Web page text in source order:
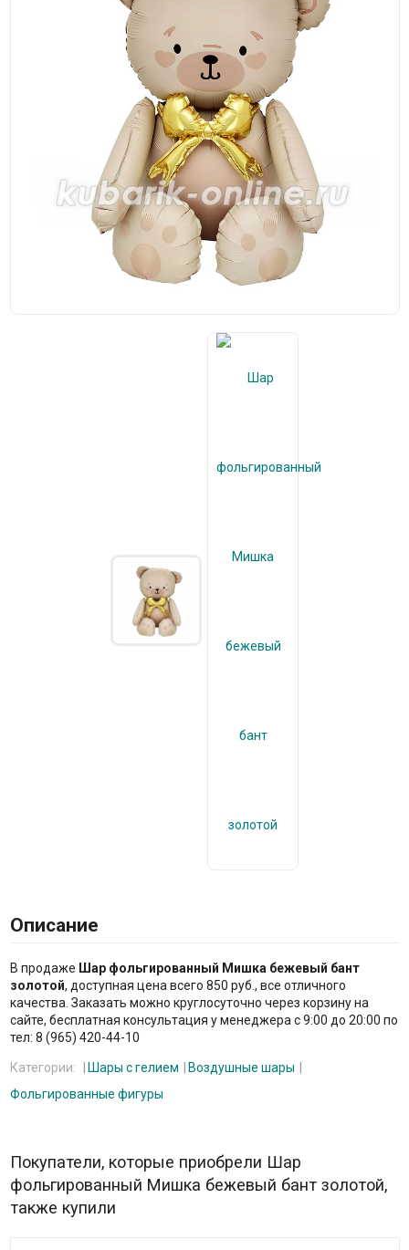
Описание
В продаже Шар фольгированный Мишка бежевый бант
золотой, доступная цена всего 850 руб., все отличного
качества. Заказать можно круглосуточно через корзину на
сайте, бесплатная консультация у менеджера с 9:00 до 20:00 по
тел: 8 (965) 420-44-10
Категории: Шары с гелием
Воздушные шары
Фольгированные фигуры
Покупатели, которые приобрели Шар
фольгированный Мишка бежевый бант золотой,
также купили